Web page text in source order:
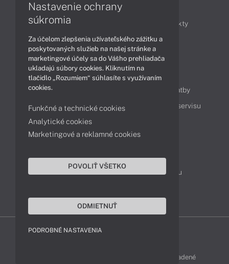
Články
Obchodné informácie
Produkty
Technológie
Videá
Obsah
Ako nakupovať
Možnosti doručenia a platby
Podpora a servis
Servisné služby Cenník servisu
Kontakty
043 4224 771
Obchodné oddelenie
Reklamácia tovaru
LENOVO-SHOP © 2013 - 2026 Všetky práva vyhradené
Nastavenie ochrany
súkromia
Za účelom zlepšenia užívateľského zážitku a
poskytovaných služieb na našej stránke a
marketingové účely sa do Vášho prehliadača
ukladajú súbory cookies. Kliknutím na
tlačidlo „Rozumiem“ súhlasíte s využívaním
cookies.
Funkčné a technické cookies
Analytické cookies
Marketingové a reklamné cookies
POVOLIŤ VŠETKO
ODMIETNUŤ
PODROBNÉ NASTAVENIA